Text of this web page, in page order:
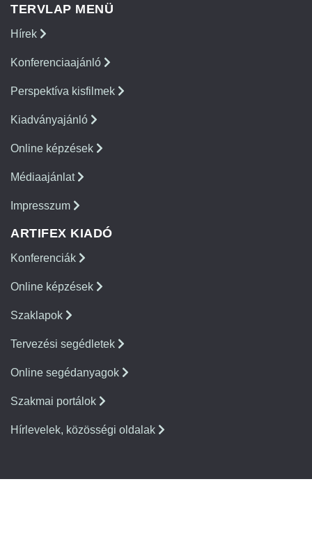
TERVLAP MENÜ
Hírek
Konferenciaajánló
Perspektíva kisfilmek
Kiadványajánló
Online képzések
Médiaajánlat
Impresszum
ARTIFEX KIADÓ
Konferenciák
Online képzések
Szaklapok
Tervezési segédletek
Online segédanyagok
Szakmai portálok
Hírlevelek, közösségi oldalak